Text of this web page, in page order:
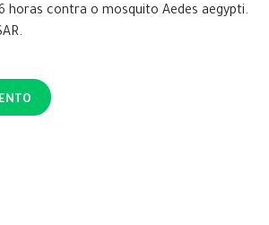
horas contra o mosquito Aedes aegypti.